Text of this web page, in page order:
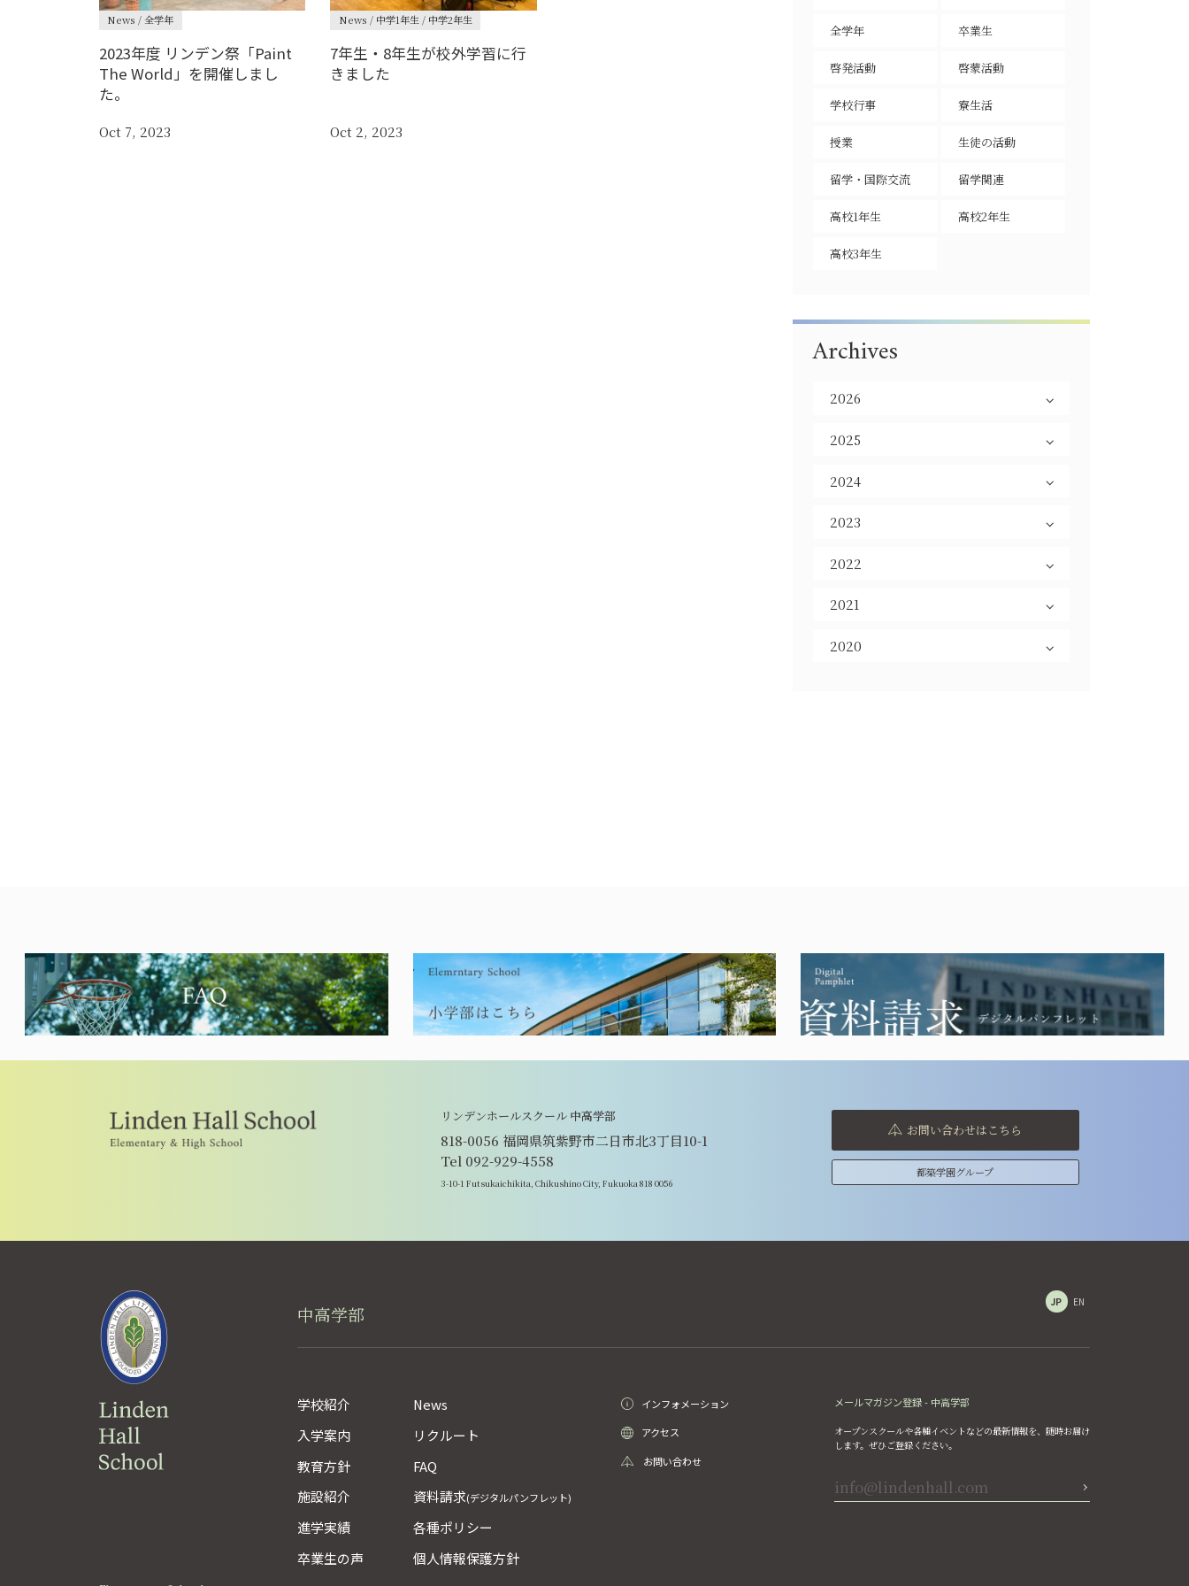
News / 全学年
2023年度 リンデン祭「Paint
The World」を開催しまし
た。
Oct 7, 2023
News / 中学1年生 / 中学2年生
7年生・8年生が校外学習に行
きました
Oct 2, 2023
全学年 卒業生
啓発活動 啓蒙活動
学校行事 寮生活
授業 生徒の活動
留学・国際交流 留学関連
高校1年生 高校2年生
高校3年生
Archives
2026
2025
2024
2023
2022
2021
2020
リンデンホールスクール 中高学部
818-0056 福岡県筑紫野市二日市北3丁目10-1
Tel 092-929-4558
3-10-1 Futsukaichikita, Chikushino City, Fukuoka 818 0056
お問い合わせはこちら
都築学園グループ
JP EN
中高学部
学校紹介
入学案内
教育方針
施設紹介
進学実績
卒業生の声
News
リクルート
FAQ
資料請求(デジタルパンフレット)
各種ポリシー
個人情報保護方針
インフォメーション
アクセス
お問い合わせ
メールマガジン登録 - 中高学部
オープンスクールや各種イベントなどの最新情報を、随時お届け
します。ぜひご登録ください。